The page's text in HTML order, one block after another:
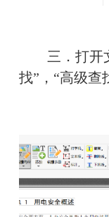
三．打开文
找”，“高级查